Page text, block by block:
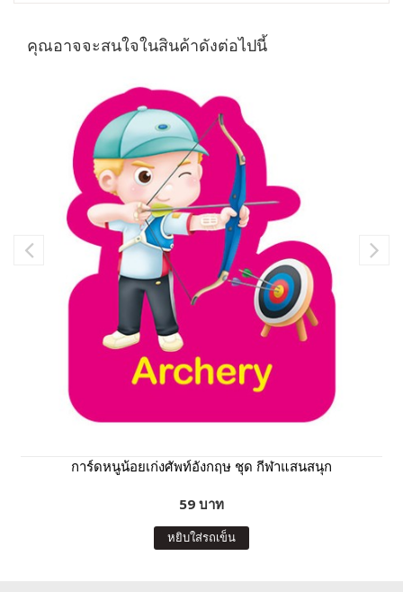
คุณอาจจะสนใจในสินค้าดังต่อไปนี้
การ์ดหนูน้อยเก่งศัพท์อังกฤษ ชุด กีฬาแสนสนุก
59 บาท
หยิบใส่รถเข็น